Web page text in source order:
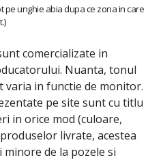
pe unghie abia dupa ce zona in care
comercializate in
Nuanta, tonul
in functie de monitor.
pe site sunt cu titlu
in orice mod (culoare,
livrate, acestea
de la pozele si